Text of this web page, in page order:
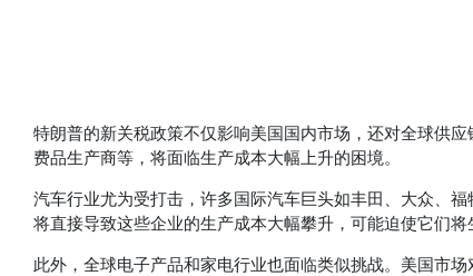
特朗普的新关税政策不仅影响美国国内市场，还对全球供
费品生产商等，将面临生产成本大幅上升的困境。
汽车行业尤为受打击，许多国际汽车巨头如丰田、大众、
将直接导致这些企业的生产成本大幅攀升，可能迫使它们将
此外，全球电子产品和家电行业也面临类似挑战。美国市